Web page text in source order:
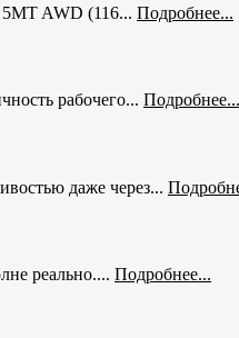
AWD (116... Подробнее...
рабочего... Подробнее...
даже через...
реально.... Подробнее...